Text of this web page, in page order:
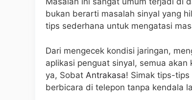
bukan berarti masalah sinyal yang
tips sederhana untuk mengatasi
Dari mengecek kondisi jaringan,
aplikasi penguat sinyal, semua
ya, Sobat Antrakasa! Simak tips-
berbicara di telepon tanpa kendala